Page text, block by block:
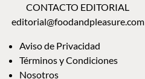
CONTACTO EDITORIAL
editorial@foodandpleasure.com
Aviso de Privacidad
Términos y Condiciones
Nosotros